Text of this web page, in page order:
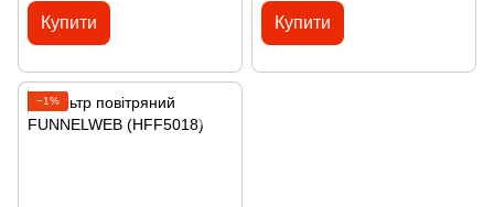
Купити Купити
−1%